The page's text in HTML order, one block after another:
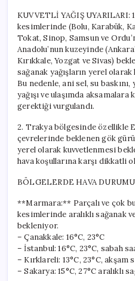
KUVVETLİ YAĞIŞ UYARILARI:
kesimlerinde (Bolu, Karabük,
Tokat, Sinop, Samsun ve
Anadolu’nun kuzeyinde
Kırıkkale, Yozgat ve Sivas)
sağanak yağışların yerel
Bu nedenle, ani sel, su
yağışı ve ulaşımda
gerektiği vurgulandı.
2. Trakya bölgesinde özellikle
çevrelerinde beklenen gök
yerel olarak kuvvetlenmesi
hava koşullarına karşı dikkatli
BÖLGELERDE HAVA
**Marmara:** Parçalı ve çok
kesimlerinde aralıklı sağanak
bekleniyor.
– Çanakkale: 16°C, 23°C
– İstanbul: 16°C, 23°C, sabah
– Kırklareli: 13°C, 23°C,
– Sakarya: 15°C, 27°C aralıklı